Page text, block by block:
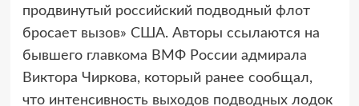
продвинутый российский подводный флот
бросает вызов» США. Авторы ссылаются на
бывшего главкома ВМФ России адмирала
Виктора Чиркова, который ранее сообщал,
что интенсивность выходов подводных лодок